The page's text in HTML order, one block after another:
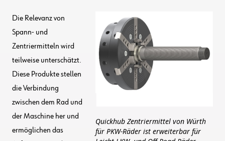
Quickhub Zentriermittel von Würth
für PKW-Räder ist erweiterbar für
Die Relevanz von
Spann- und
Zentriermitteln wird
teilweise unterschätzt.
Diese Produkte stellen
die Verbindung
zwischen dem Rad und
der Maschine her und
ermöglichen das